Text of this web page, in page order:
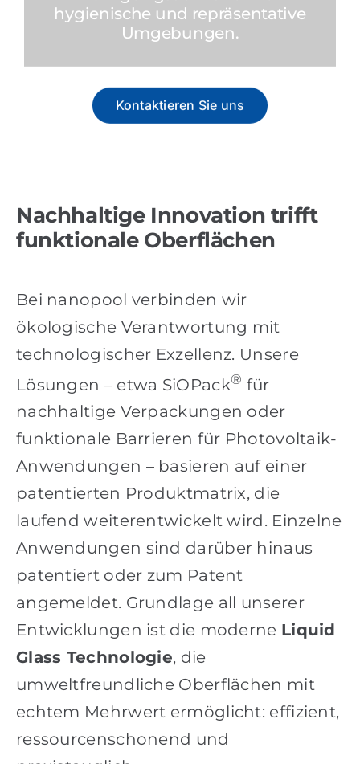
Referenzen
Produkte
Branchenlösungen
Kontakt
Kunststoffoberflächen in stark
frequentierten Bereichen – sauber,
langlebig und wirtschaftlich.
Kontaktieren Sie uns
Nachhaltige Innovation trifft
funktionale Oberflächen
Bei nanopool verbinden wir
ökologische Verantwortung mit
technologischer Exzellenz. Unsere
Lösungen – etwa SiOPack® für
nachhaltige Verpackungen oder
funktionale Barrieren für Photovoltaik-
Anwendungen – basieren auf einer
patentierten Produktmatrix, die
laufend weiterentwickelt wird. Einzelne
Anwendungen sind darüber hinaus
patentiert oder zum Patent
angemeldet. Grundlage all unserer
Entwicklungen ist die moderne Liquid
Glass Technologie, die
umweltfreundliche Oberflächen mit
echtem Mehrwert ermöglicht: effizient,
ressourcenschonend und